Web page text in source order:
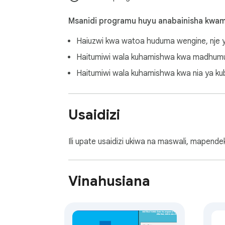
nyaraka zilizoundwa na zana tofauti.
🛡️ Uhakikisho wa Faragha ya Data
Pumzika ukiwa na uhakika na hatua zetu
➤ Tumia vipengele vya kufungua rar vya
➤ Fikia zana ya kufungua OS X yenye
• Fungua faili za RAR kwenye Mac,
Msanidi programu huyu anabainisha
Haiuzwi kwa watoa huduma wengine, nje
Haitumiwi wala kuhamishwa kwa
Haitumiwi wala kuhamishwa kwa nia ya
Usaidizi
Ili upate usaidizi ukiwa na maswali,
Vinahusiana